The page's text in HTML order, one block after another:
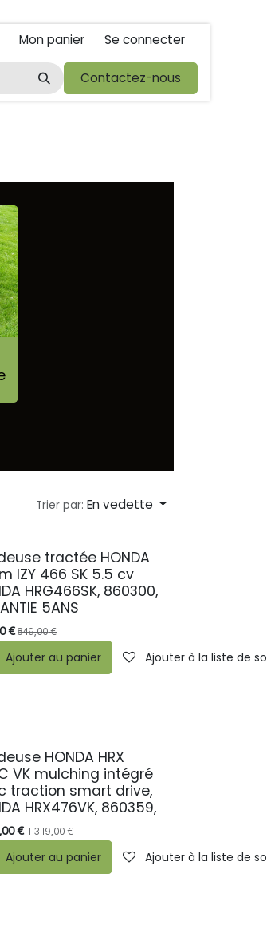
Mon panier Se connecter
Droit de rétractations
Contactez-nous
Trier par: En vedette
de souhaits
tractée HONDA
IZY 466 SK 5.5 cv
HRG466SK, 860300,
5ANS
€ 849,00€
Ajouter au panier Ajouter à la liste de
de souhaits
HONDA HRX
VK mulching intégré
traction smart drive,
HRX476VK, 860359,
€ 1.319,00€
Ajouter au panier Ajouter à la liste de